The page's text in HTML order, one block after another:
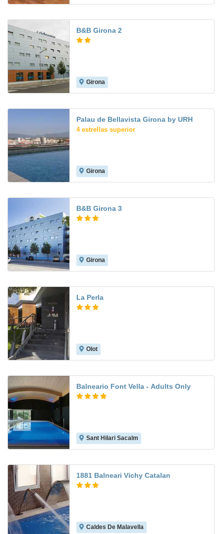
B&B Girona 2
Girona
Palau de Bellavista Girona by URH
4 estrellas superior
Girona
B&B Girona 3
Girona
La Perla
Olot
Balneario Font Vella - Adults Only
Sant Hilari Sacalm
1881 Balneari Vichy Catalan
Caldes De Malavella